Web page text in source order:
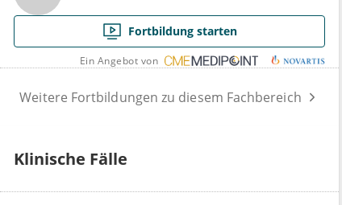
Fortbildung starten
Ein Angebot von
Weitere Fortbildungen zu diesem Fachbereich
Klinische Fälle